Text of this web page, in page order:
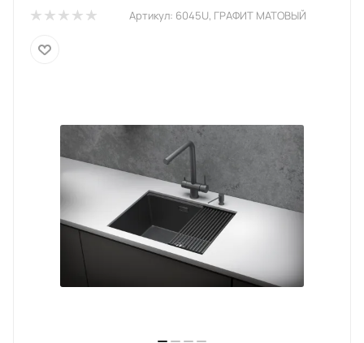
Артикул: 6045U, ГРАФИТ МАТОВЫЙ